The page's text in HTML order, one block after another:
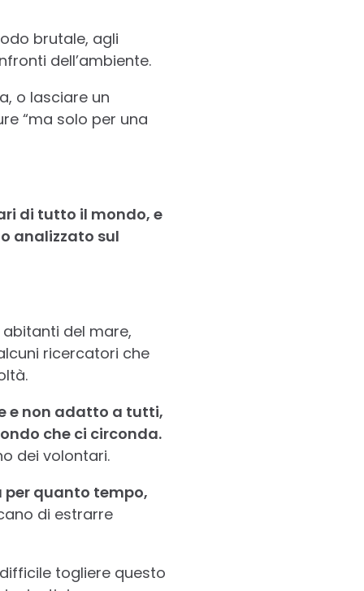
brutale, agli
dell’ambiente.
o lasciare un
“ma solo per una
di tutto il mondo, e
analizzato sul
del mare,
ricercatori che
e non adatto a tutti,
che ci circonda.
dei volontari.
quanto tempo,
di estrarre
togliere questo